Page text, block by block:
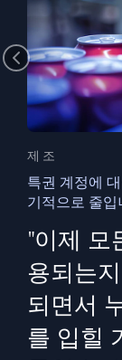
제조
특권 계정에
기적으로 줄입
"이제 모
용되는
되면서
를 입힐